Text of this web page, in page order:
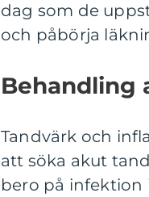
dag som de
och påbörja
Behandling
Tandvärk och
att söka akut
bero på